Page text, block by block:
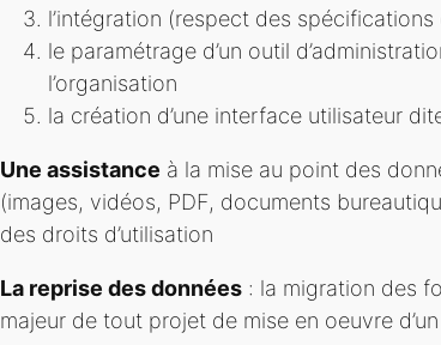
l’intégration (respect des
le paramétrage d’un outil
l’organisation
la création d’une interface utilisateur
Une assistance à la mise au point des
(images, vidéos, PDF, documents
des droits d’utilisation
La reprise des données: la migration des
majeur de tout projet de mise en oeuvre